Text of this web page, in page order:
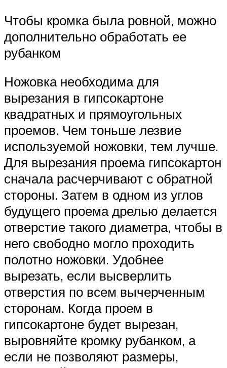
Чтобы кромка была ровной, можно
дополнительно обработать ее
рубанком
Ножовка необходима для
вырезания в гипсокартоне
квадратных и прямоугольных
проемов. Чем тоньше лезвие
используемой ножовки, тем лучше.
Для вырезания проема гипсокартон
сначала расчерчивают с обратной
стороны. Затем в одном из углов
будущего проема дрелью делается
отверстие такого диаметра, чтобы в
него свободно могло проходить
полотно ножовки. Удобнее
вырезать, если высверлить
отверстия по всем вычерченным
сторонам. Когда проем в
гипсокартоне будет вырезан,
выровняйте кромку рубанком, а
если не позволяют размеры,